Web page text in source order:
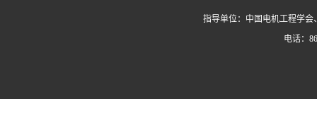
指导单位：中国电机工程学
电话：